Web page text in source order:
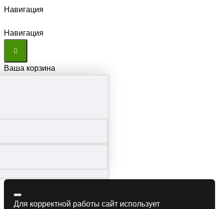
Навигация
Навигация
Ваша корзина
Для корректной работы сайт использует